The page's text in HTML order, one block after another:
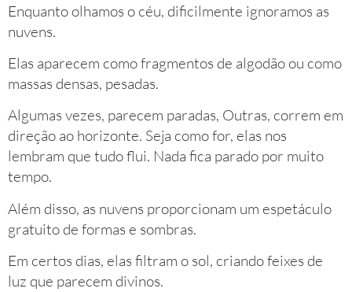
Enquanto olhamos o céu, dificilmente ignoramos as
nuvens.
Elas aparecem como fragmentos de algodão ou como
massas densas, pesadas.
Algumas vezes, parecem paradas, Outras, correm em
direção ao horizonte. Seja como for, elas nos
lembram que tudo flui. Nada fica parado por muito
tempo.
Além disso, as nuvens proporcionam um espetáculo
gratuito de formas e sombras.
Em certos dias, elas filtram o sol, criando feixes de
luz que parecem divinos.